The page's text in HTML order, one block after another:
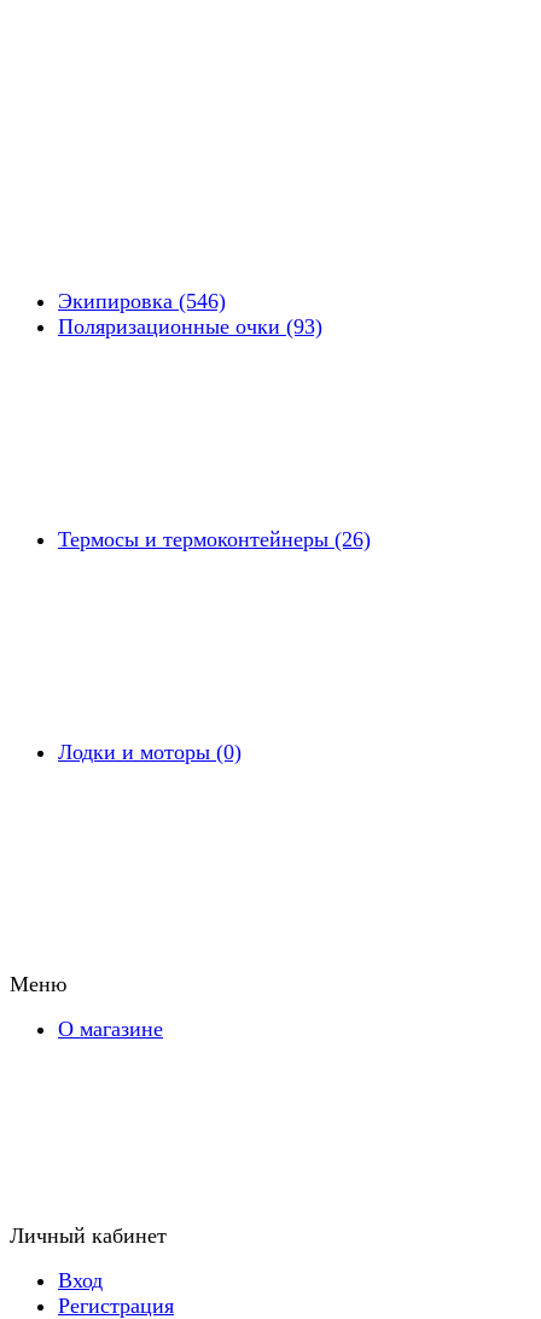
Экипировка (546)
Поляризационные очки (93)
Термосы и термоконтейнеры (26)
Лодки и моторы (0)
Меню
О магазине
Личный кабинет
Вход
Регистрация